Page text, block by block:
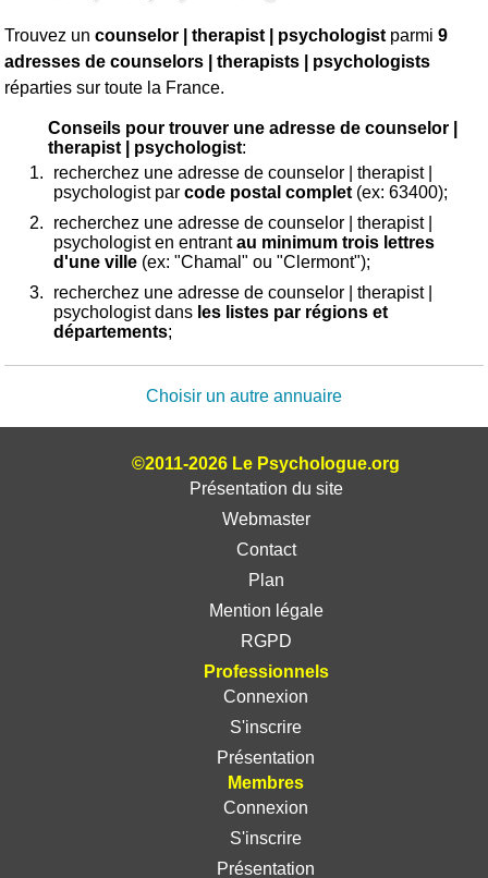
Trouvez uncounselor | therapist | psychologist parmi9
adresses de counselors | therapists | psychologists
réparties sur toute la France.
Conseils pour trouver une adresse de counselor |
therapist | psychologist:
recherchez une adresse de counselor | therapist |
psychologist parcode postal complet (ex: 63400);
recherchez une adresse de counselor | therapist |
psychologist en entrantau minimum trois lettres
d'une ville (ex: "Chamal" ou "Clermont");
recherchez une adresse de counselor | therapist |
psychologist dans les listes par régions et
départements;
Choisir un autre annuaire
©2011-2026 Le Psychologue.org
Présentation du site
Webmaster
Contact
Plan
Mention légale
RGPD
Professionnels
Connexion
S'inscrire
Présentation
Membres
Connexion
S'inscrire
Présentation